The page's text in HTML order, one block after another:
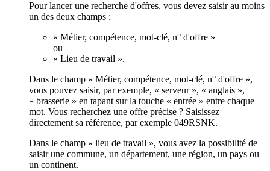
Pour lancer une recherche d'offres, vous devez saisir au moins
un des deux champs :
« Métier, compétence, mot-clé, n° d'offre »
ou
« Lieu de travail ».
Dans le champ « Métier, compétence, mot-clé, n° d'offre »,
vous pouvez saisir, par exemple, « serveur », « anglais »,
« brasserie » en tapant sur la touche « entrée » entre chaque
mot. Vous recherchez une offre précise ? Saisissez
directement sa référence, par exemple 049RSNK.
Dans le champ « lieu de travail », vous avez la possibilité de
saisir une commune, un département, une région, un pays ou
un continent.